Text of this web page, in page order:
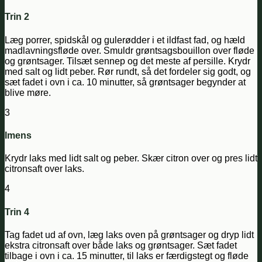
Trin 2
Læg porrer, spidskål og gulerødder i et ildfast fad, og hæld
madlavningsfløde over. Smuldr grøntsagsbouillon over fløde
og grøntsager. Tilsæt sennep og det meste af persille. Krydr
med salt og lidt peber. Rør rundt, så det fordeler sig godt, og
sæt fadet i ovn i ca. 10 minutter, så grøntsager begynder at
blive møre.
3
Imens
Krydr laks med lidt salt og peber. Skær citron over og pres lidt
citronsaft over laks.
4
Trin 4
Tag fadet ud af ovn, læg laks oven på grøntsager og dryp lidt
ekstra citronsaft over både laks og grøntsager. Sæt fadet
tilbage i ovn i ca. 15 minutter, til laks er færdigstegt og fløde